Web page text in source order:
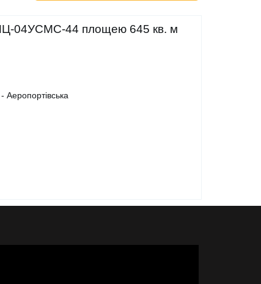
04УСМС-44 площею 645 кв. м
Аеропортівська